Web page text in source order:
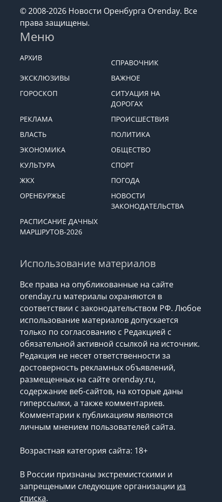
© 2008-2026 Новости Оренбурга Orenday. Все
права защищены.
Меню
АРХИВ
СПРАВОЧНИК
ЭКСКЛЮЗИВЫ
ВАЖНОЕ
ГОРОСКОП
СИТУАЦИЯ НА
ДОРОГАХ
РЕКЛАМА
ПРОИСШЕСТВИЯ
ВЛАСТЬ
ПОЛИТИКА
ЭКОНОМИКА
ОБЩЕСТВО
КУЛЬТУРА
СПОРТ
ЖКХ
ПОГОДА
ОРЕНБУРЖЬЕ
НОВОСТИ
ЗАКОНОДАТЕЛЬСТВА
РАСПИСАНИЕ ДАЧНЫХ
МАРШРУТОВ-2026
Использование материалов
Все права на опубликованные на сайте
orenday.ru материалы охраняются в
соответствии с законодательством РФ. Любое
использование материалов допускается
только по согласованию с Редакцией с
обязательной активной ссылкой на источник.
Редакция не несет ответственности за
достоверность рекламных объявлений,
размещенных на сайте orenday.ru,
содержание веб-сайтов, на которые даны
гиперссылки, а также комментариев.
Комментарии к публикациям являются
личным мнением пользователей сайта.
Возрастная категория сайта: 18+
В России признаны экстремистскими и
запрещеными следующие организации из
списка.